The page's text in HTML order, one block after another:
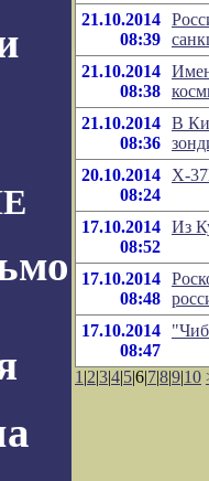
21.10.2014
08:39
21.10.2014
08:38
21.10.2014
08:36
В
20.10.2014
08:24
Х-
17.10.2014
08:52
Из
17.10.2014
08:48
17.10.2014
08:47
1 |2|3|4|5|6|7|8|9|10